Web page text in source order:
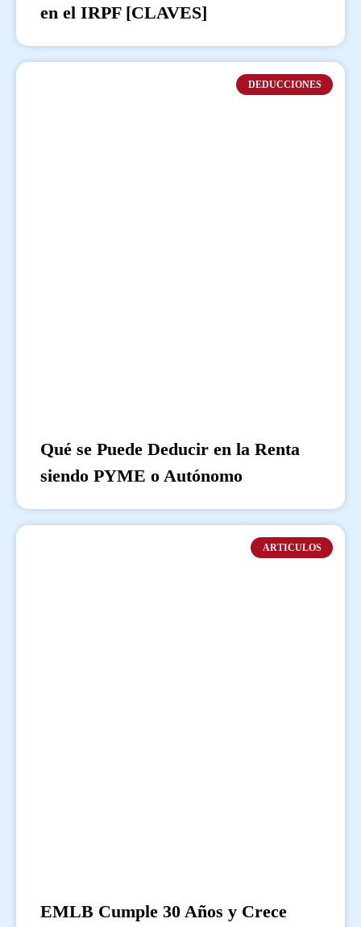
en el IRPF [CLAVES]
DEDUCCIONES
Qué se Puede Deducir en la Renta
siendo PYME o Autónomo
ARTICULOS
EMLB Cumple 30 Años y Crece